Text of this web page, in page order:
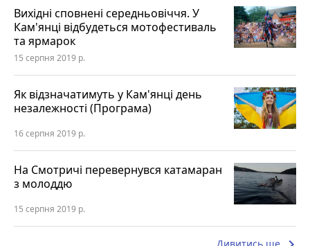
Вихідні сповнені середньовіччя. У
Кам'янці відбудеться мотофестиваль
та ярмарок
15 серпня 2019 р.
Як відзначатимуть у Кам'янці день
незалежності (Програма)
16 серпня 2019 р.
На Смотричі перевернувся катамаран
з молоддю
15 серпня 2019 р.